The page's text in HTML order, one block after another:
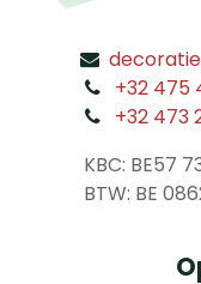
+32 475
+32 473
KBC: BE57
BTW: BE